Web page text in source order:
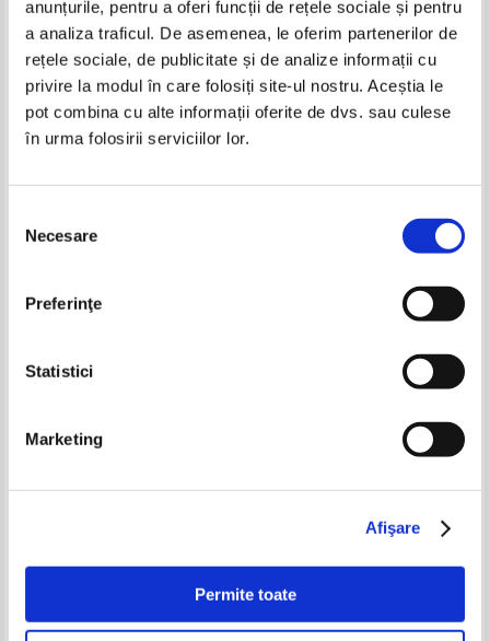
anunțurile, pentru a oferi funcții de rețele sociale și pentru
a analiza traficul. De asemenea, le oferim partenerilor de
rețele sociale, de publicitate și de analize informații cu
privire la modul în care folosiți site-ul nostru. Aceștia le
pot combina cu alte informații oferite de dvs. sau culese
în urma folosirii serviciilor lor.
consimțământului
Necesare
Preferinţe
Statistici
Marketing
Afişare
Permite toate
Pret:
Lei
Regelui Arthur
Adaugă în coș
-20%
regelui Arthur
Pret:
Adaugă în coș
Produse din aceeasi categorie
-20%
Edmondo de Amicis - Cuore,
inima de copil
Adaugă în coș
-20%
Alexandre Dumas - Romanul lui
-20%